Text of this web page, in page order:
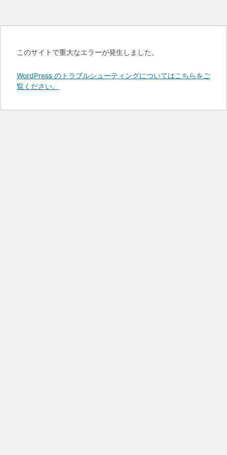
このサイトで重大なエラーが発生しました。
WordPress のトラブルシューティングについてはこちらをご
覧ください。